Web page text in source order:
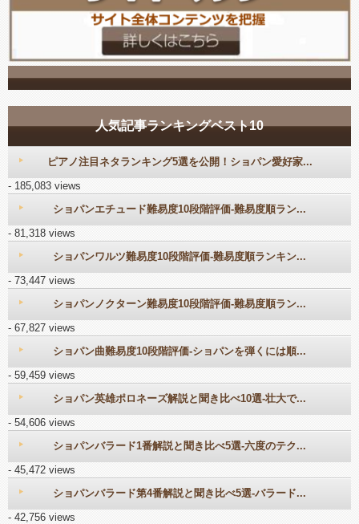
人気記事ランキングベスト10
ピアノ注目ネタランキング5選を公開！ショパン愛好家...
- 185,083 views
ショパンエチュード難易度10段階評価-難易度順ラン...
- 81,318 views
ショパンワルツ難易度10段階評価-難易度順ランキン...
- 73,447 views
ショパンノクターン難易度10段階評価-難易度順ラン...
- 67,827 views
ショパン曲難易度10段階評価-ショパンを弾くには順...
- 59,459 views
ショパン英雄ポロネーズ解説と聞き比べ10選-壮大で...
- 54,606 views
ショパンバラード1番解説と聞き比べ5選-六度のテク...
- 45,472 views
ショパンバラード第4番解説と聞き比べ5選-バラード...
- 42,756 views